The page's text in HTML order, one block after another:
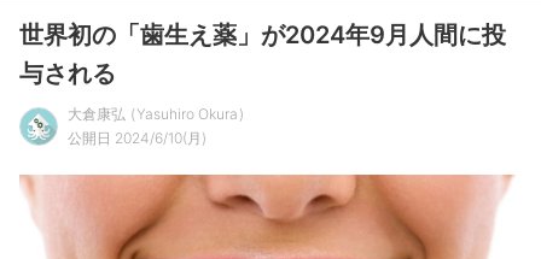
世界初の「歯生え薬」が2024年9月人間に投
与される
大倉康弘
Yasuhiro Okura
公開日 2024/6/10(月)